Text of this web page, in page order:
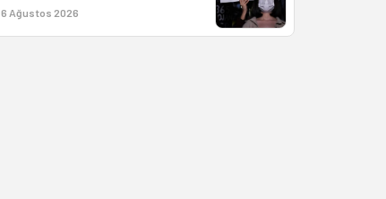
6 Ağustos 2026